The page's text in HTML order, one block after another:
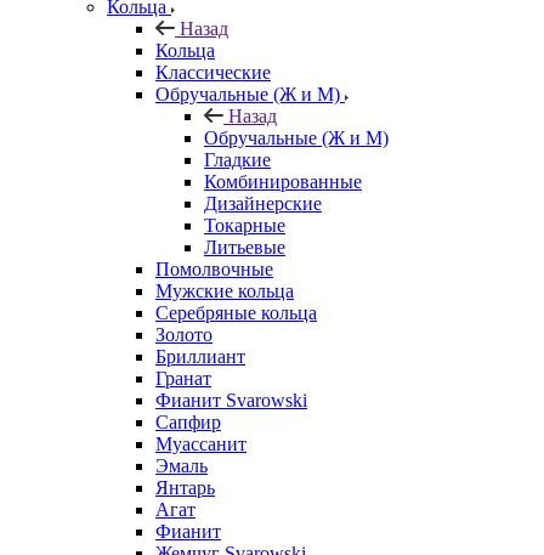
Кольца
Назад
Кольца
Классические
Обручальные (Ж и М)
Назад
Обручальные (Ж и М)
Гладкие
Комбинированные
Дизайнерские
Токарные
Литьевые
Помолвочные
Мужские кольца
Серебряные кольца
Золото
Бриллиант
Гранат
Фианит Svarowski
Сапфир
Муассанит
Эмаль
Янтарь
Агат
Фианит